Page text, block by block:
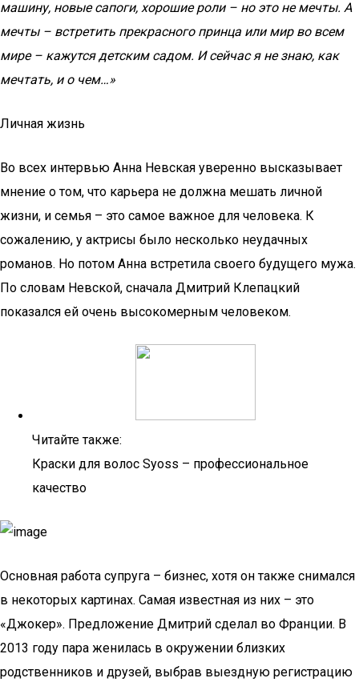
машину, новые сапоги, хорошие роли – но это не мечты. А
мечты – встретить прекрасного принца или мир во всем
мире – кажутся детским садом. И сейчас я не знаю, как
мечтать, и о чем…»
Личная жизнь
Во всех интервью Анна Невская уверенно высказывает
мнение о том, что карьера не должна мешать личной
жизни, и семья – это самое важное для человека. К
сожалению, у актрисы было несколько неудачных
романов. Но потом Анна встретила своего будущего мужа.
По словам Невской, сначала Дмитрий Клепацкий
показался ей очень высокомерным человеком.
Читайте также:
Краски для волос Syoss – профессиональное
качество
Основная работа супруга – бизнес, хотя он также снимался
в некоторых картинах. Самая известная из них – это
«Джокер». Предложение Дмитрий сделал во Франции. В
2013 году пара женилась в окружении близких
родственников и друзей, выбрав выездную регистрацию